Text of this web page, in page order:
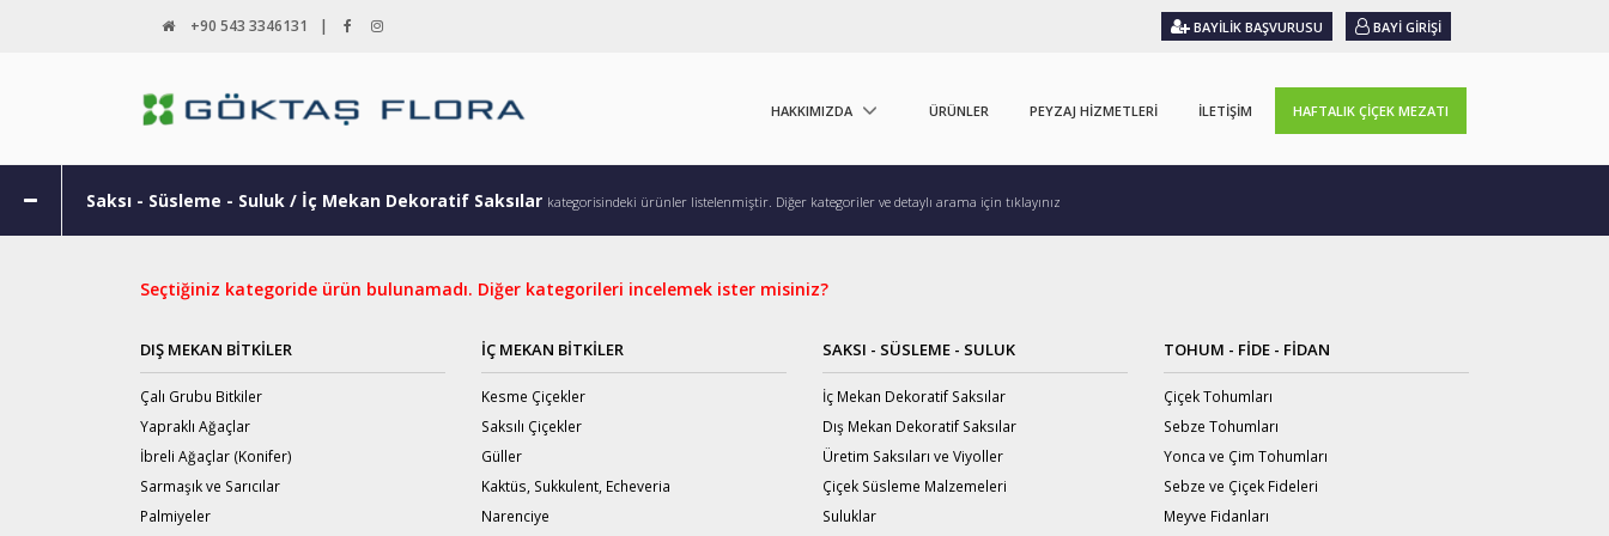
+90 543 3346131 | BAYILIK BAŞVURUSU BAYI GIRIŞI
HAKKIMIZDA ÜRÜNLER PEYZAJ HIZMETLERI İLETIŞIM HAFTALIK ÇIÇEK MEZATI
Saksı - Süsleme - Suluk / İç Mekan Dekoratif Saksılar kategorisindeki ürünler listelenmiştir. Diğer kategoriler ve detaylı arama için tıklayınız
Seçtiğiniz kategoride ürün bulunamadı. Diğer kategorileri incelemek ister misiniz?
DIŞ MEKAN BITKILER
Çalı Grubu Bitkiler
Yapraklı Ağaçlar
İbreli Ağaçlar (Konifer)
Sarmaşık ve Sarıcılar
Palmiyeler
İÇ MEKAN BITKILER
Kesme Çiçekler
Saksılı Çiçekler
Güller
Kaktüs, Sukkulent, Echeveria
Narenciye
SAKSI - SÜSLEME - SULUK
İç Mekan Dekoratif Saksılar
Dış Mekan Dekoratif Saksılar
Üretim Saksıları ve Viyoller
Çiçek Süsleme Malzemeleri
Suluklar
TOHUM - FIDE - FIDAN
Çiçek Tohumları
Sebze Tohumları
Yonca ve Çim Tohumları
Sebze ve Çiçek Fideleri
Meyve Fidanları